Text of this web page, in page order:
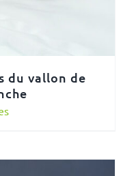
du vallon de